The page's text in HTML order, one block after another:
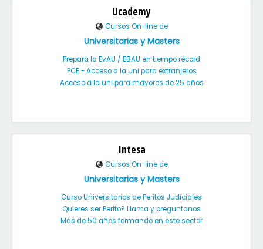
Ucademy
Cursos On-line de
Universitarias y Masters
Prepara la EvAU / EBAU en tiempo récord
PCE - Acceso a la uni para extranjeros
Acceso a la uni para mayores de 25 años
Intesa
Cursos On-line de
Universitarias y Masters
Curso Universitarios de Peritos Judiciales
Quieres ser Perito? Llama y preguntanos
Más de 50 años formando en este sector